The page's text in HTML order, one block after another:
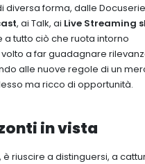
diversa forma, dalle
, ai Talk, ai Live Streaming
tutto ciò che ruota intorno
a far guadagnare
alle nuove regole di un
ma ricco di opportunità.
in vista
è riuscire a distinguersi, a